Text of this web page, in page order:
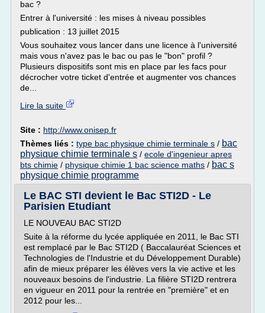
bac ?
Entrer à l'université : les mises à niveau possibles
publication : 13 juillet 2015
Vous souhaitez vous lancer dans une licence à l'université
mais vous n'avez pas le bac ou pas le "bon" profil ?
Plusieurs dispositifs sont mis en place par les facs pour
décrocher votre ticket d'entrée et augmenter vos chances
de...
Lire la suite
Site : http://www.onisep.fr
Thèmes liés : type bac physique chimie terminale s / bac
physique chimie terminale s / ecole d'ingenieur apres
bts chimie / physique chimie 1 bac science maths / bac s
physique chimie programme
Le BAC STI devient le Bac STI2D - Le
Parisien Etudiant
LE NOUVEAU BAC STI2D
Suite à la réforme du lycée appliquée en 2011, le Bac STI
est remplacé par le Bac STI2D ( Baccalauréat Sciences et
Technologies de l'Industrie et du Développement Durable)
afin de mieux préparer les élèves vers la vie active et les
nouveaux besoins de l'industrie. La filière STI2D rentrera
en vigueur en 2011 pour la rentrée en "première" et en
2012 pour les...